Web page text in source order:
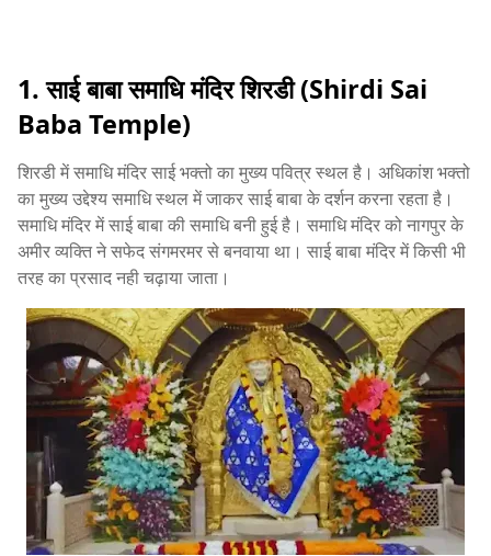
1. साई बाबा समाधि मंदिर शिरडी (Shirdi Sai
Baba Temple)
शिरडी में समाधि मंदिर साई भक्तो का मुख्य पवित्र स्थल है। अधिकांश भक्तो
का मुख्य उद्देश्य समाधि स्थल में जाकर साई बाबा के दर्शन करना रहता है।
समाधि मंदिर में साई बाबा की समाधि बनी हुई है। समाधि मंदिर को नागपुर के
अमीर व्यक्ति ने सफेद संगमरमर से बनवाया था। साई बाबा मंदिर में किसी भी
तरह का प्रसाद नही चढ़ाया जाता।